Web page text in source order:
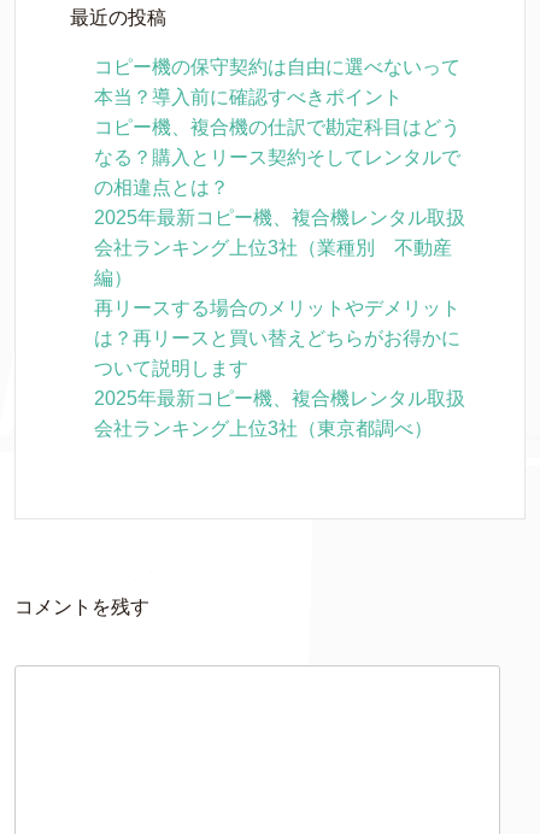
最近の投稿
コピー機の保守契約は自由に選べないって
本当？導入前に確認すべきポイント
コピー機、複合機の仕訳で勘定科目はどう
なる？購入とリース契約そしてレンタルで
の相違点とは？
2025年最新コピー機、複合機レンタル取扱
会社ランキング上位3社（業種別 不動産
編）
再リースする場合のメリットやデメリット
は？再リースと買い替えどちらがお得かに
ついて説明します
2025年最新コピー機、複合機レンタル取扱
会社ランキング上位3社（東京都調べ）
コメントを残す